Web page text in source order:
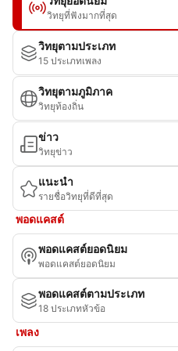
วิทยุที่ฟังมากที่สุด
วิทยุตามประเภท
15 ประเภทเพลง
วิทยุตามภูมิภาค
วิทยุท้องถิ่น
ข่าว
วิทยุข่าว
แนะนำ
รายชื่อวิทยุที่ดีที่สุด
พอดแคสต์
พอดแคสต์ยอดนิยม
พอดแคสต์ยอดนิยม
พอดแคสต์ตามประเภท
18 ประเภทหัวข้อ
เพลง